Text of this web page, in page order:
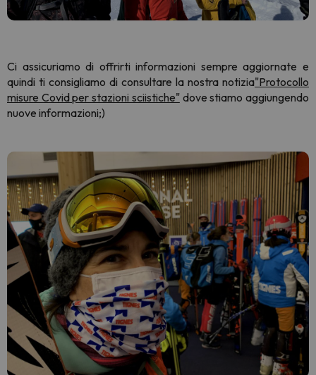
Ci assicuriamo di offrirti informazioni sempre aggiornate e
quindi ti consigliamo di consultare la nostra notizia"Protocollo
misure Covid per stazioni sciistiche"dove stiamo aggiungendo
nuove informazioni;)